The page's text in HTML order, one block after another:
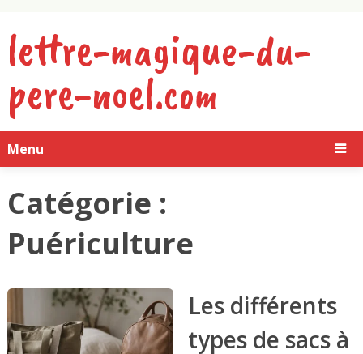
lettre-magique-du-
pere-noel.com
Menu
Catégorie :
Puériculture
Les différents
types de sacs à